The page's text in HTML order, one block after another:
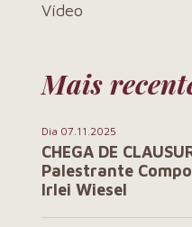
Vídeo
Mais
Dia 07.11.2025
CHEGA DE
Palestrante
Irlei Wiesel